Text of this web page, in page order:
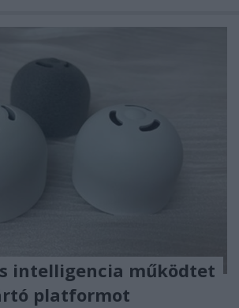
intelligencia működtet
platformot